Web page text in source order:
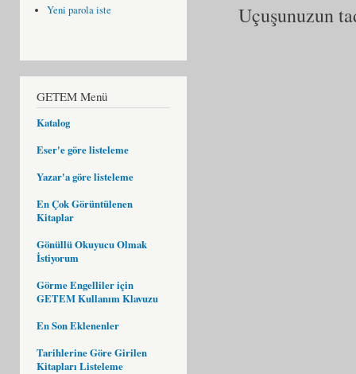
Yeni parola iste
GETEM Menü
Katalog
Eser'e göre listeleme
Yazar'a göre listeleme
En Çok Görüntülenen
Kitaplar
Gönüllü Okuyucu Olmak
İstiyorum
Görme Engelliler için
GETEM Kullanım Klavuzu
En Son Eklenenler
Tarihlerine Göre Girilen
Kitapları Listeleme
Uçuşunuzun